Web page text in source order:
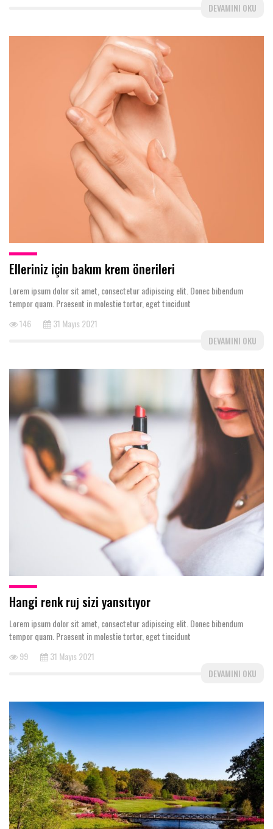
DEVAMINI OKU
Elleriniz için bakım krem önerileri
Lorem ipsum dolor sit amet, consectetur adipiscing elit. Donec bibendum
tempor quam. Praesent in molestie tortor, eget tincidunt
146
31 Mayıs 2021
DEVAMINI OKU
Hangi renk ruj sizi yansıtıyor
Lorem ipsum dolor sit amet, consectetur adipiscing elit. Donec bibendum
tempor quam. Praesent in molestie tortor, eget tincidunt
99
31 Mayıs 2021
DEVAMINI OKU